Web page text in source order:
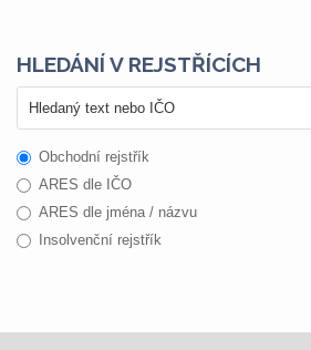
HLEDÁNÍ V REJSTŘÍCÍCH
Obchodní rejstřík
ARES dle IČO
ARES dle jména / názvu
Insolvenční rejstřík